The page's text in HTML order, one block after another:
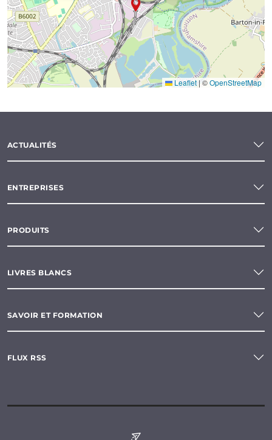
Leaflet | ©OpenStreetMap
ACTUALITÉS
ENTREPRISES
PRODUITS
LIVRES BLANCS
SAVOIR ET FORMATION
FLUX RSS